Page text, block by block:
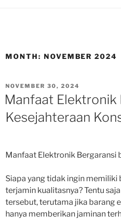
MONTH: NOVEMBER 2024
POSTED
ON
NOVEMBER 30, 2024
Manfaat Elektronik
Kesejahteraan
Manfaat Elektronik Bergaransi
Siapa yang tidak ingin
terjamin kualitasnya? Tentu
tersebut, terutama jika barang
hanya memberikan jaminan